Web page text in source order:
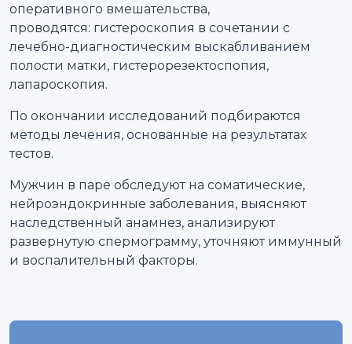
оперативного вмешательства,
проводятся: гистероскопия в сочетании с
лечебно-диагностическим выскабливанием
полости матки, гистерорезектоспопия,
лапароскопия.
По окончании исследований подбираются
методы лечения, основанные на результатах
тестов.
Мужчин в паре обследуют на соматические,
нейроэндокринные заболевания, выясняют
наследственный анамнез, анализируют
развернутую спермограмму, уточняют иммунный
и воспалительный факторы.